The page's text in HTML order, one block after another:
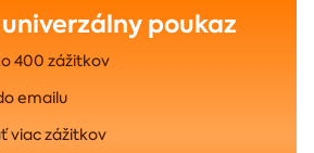
poukaz
400 zážitkov
emailu
viac zážitkov